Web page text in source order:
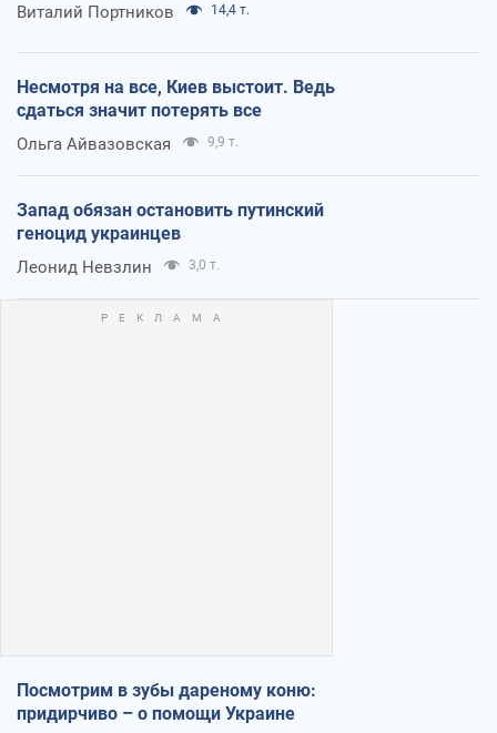
Виталий Портников 14,4 т.
Несмотря на все, Киев выстоит. Ведь
сдаться значит потерять все
Ольга Айвазовская 9,9 т.
Запад обязан остановить путинский
геноцид украинцев
Леонид Невзлин 3,0 т.
Посмотрим в зубы дареному коню:
придирчиво – о помощи Украине